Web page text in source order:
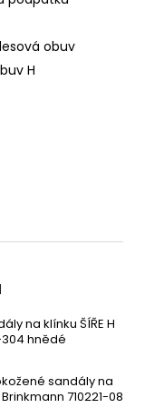
obuv
H
na klínku ŠÍŘE H
hnědé
sandály na
710221-08
ŠÍŘE H 8-